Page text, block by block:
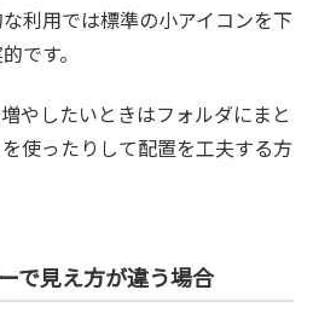
利用では標準の小アイコンを下
です。
やしたいときはフォルダにまと
使ったりして配置を工夫する方
で見え方が違う場合